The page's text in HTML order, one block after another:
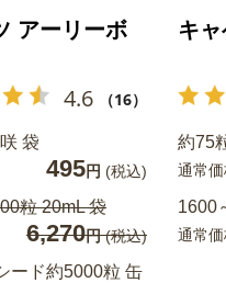
アーリーボ
4.6 （16）
袋
495円 (税込)
粒 20mL 袋
6,270円(税込)
ード約5000粒 缶
キ
約75
通常
1600
通常